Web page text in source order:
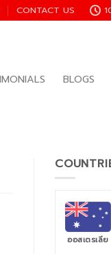
CONTACT US
BLOGS
ออสเตรเลีย